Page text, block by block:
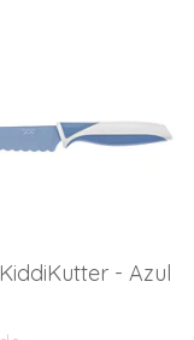
- Azul